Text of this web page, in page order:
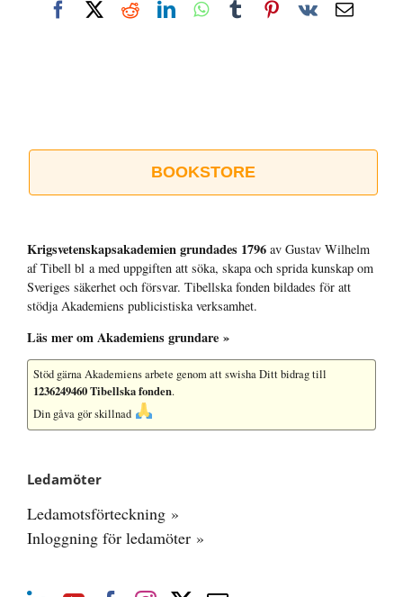
FacebookRedditLinkedInWhatsApp
TumblrPinterest
Vk
E-
BOOKSTORE
Krigsvetenskap­sakademien grundades 1796 av Gustav Wilhelm
af Tibell bl a med uppgiften att söka, skapa och sprida kunskap om
Sveriges säkerhet och försvar. Tibellska fonden bildades för att
stödja Akademiens publicistiska verksamhet.
Läs mer om Akademiens grundare »
Stöd gärna Akademiens arbete genom att swisha Ditt bidrag till
1236249460 Tibellska fonden.
Din gåva gör skillnad
Ledamöter
Ledamotsförteckning »
Inloggning för ledamöter »